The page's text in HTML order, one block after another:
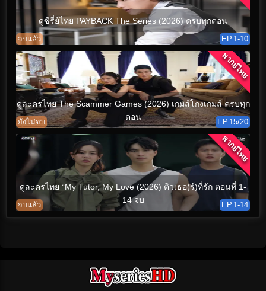
ดูซีรี่ย์ไทย PAYBACK The Series (2026) ครบทุกตอน
จบแล้ว EP.1-10
ดูละครไทย The Scammer Games (2026) เกมส์โกงเกมส์ ครบทุก
ตอน
ยังไม่จบ EP.15/20
พากย์ไทย
ดูละครไทย “My Tutor, My Love (2026) ติวเธอ(ร์)ที่รัก ตอนที่ 1-
14 จบ
จบแล้ว EP.1-14
พากย์ไทย